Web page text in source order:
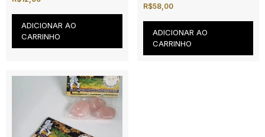
ADICIONAR AO
CARRINHO
R$58,00
ADICIONAR AO
CARRINHO